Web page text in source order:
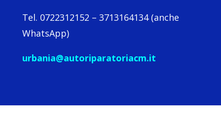
Tel. 0722312152 – 3713164134 (anche
WhatsApp)
urbania@autoriparatoriacm.it